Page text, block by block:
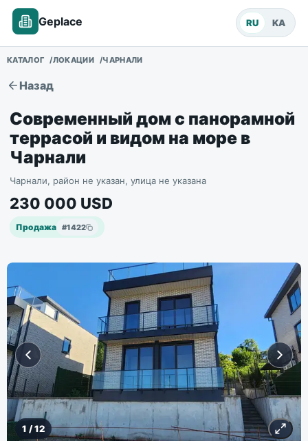
Geplace RU KA
КАТАЛОГ ЛОКАЦИИ ЧАРНАЛИ
Назад
Современный дом с панорамной
террасой и видом на море в
Чарнали
Чарнали, район не указан, улица не указана
230 000 USD
Продажа #1422
1 /12